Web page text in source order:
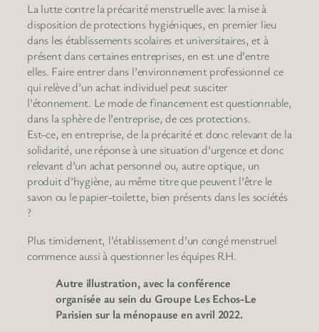
La lutte contre la précarité menstruelle avec la mise à
disposition de protections hygiéniques, en premier lieu
dans les établissements scolaires et universitaires, et à
présent dans certaines entreprises, en est une d’entre
elles. Faire entrer dans l’environnement professionnel ce
qui relève d’un achat individuel peut susciter
l’étonnement. Le mode de financement est questionnable,
dans la sphère de l’entreprise, de ces protections.
Est-ce, en entreprise, de la précarité et donc relevant de la
solidarité, une réponse à une situation d’urgence et donc
relevant d’un achat personnel ou, autre optique, un
produit d’hygiène, au même titre que peuvent l’être le
savon ou le papier-toilette, bien présents dans les sociétés
?
Plus timidement, l’établissement d’un congé menstruel
commence aussi à questionner les équipes RH.
Autre illustration, avec la conférence
organisée au sein du Groupe Les Echos-Le
Parisien sur la ménopause en avril 2022.